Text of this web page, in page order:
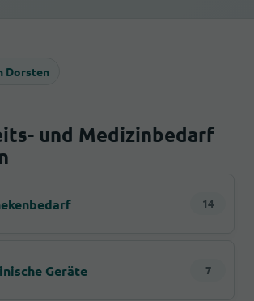
Dorsten
und Medizinbedarf
14
Geräte 7